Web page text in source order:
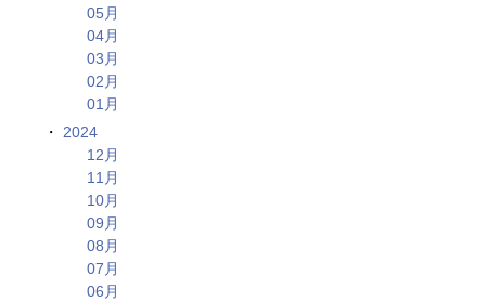
05月
04月
03月
02月
01月
2024
12月
11月
10月
09月
08月
07月
06月